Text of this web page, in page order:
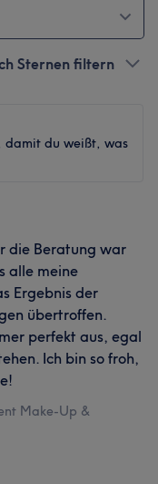
Sternen filtern
damit du weißt, was
die Beratung war
alle meine
Ergebnis der
übertroffen.
perfekt aus, egal
Ich bin so froh,
Make-Up &